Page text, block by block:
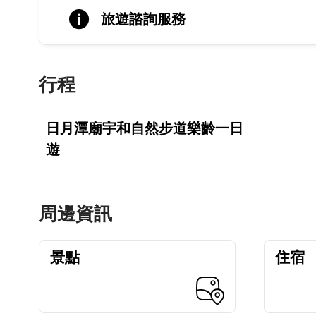
旅遊諮詢服務
行程
日月潭廟宇和自然步道樂齡一日
遊
周邊資訊
景點 住宿